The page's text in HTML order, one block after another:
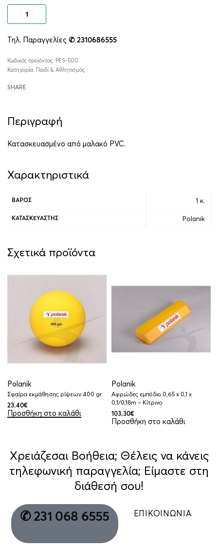
Τηλ. Παραγγελίες ✆ 2310686555
PES-500
Κατηγορία: Παιδί & Αθλητισμός
SHARE
Περιγραφή
Κατασκευασμένο από μαλακό PVC.
Χαρακτηριστικά
ΒΆΡΟΣ 1 κ.
ΚΑΤΑΣΚΕΥΑΣΤΉΣ Polanik
Σχετικά προϊόντα
Polanik
Σφαίρα εκμάθησης ρίψεων 400 gr
23.40€
Προσθήκη στο καλάθι
Polanik
Αφρώδες εμπόδιο 0,65 x 0,1 x
0,1/0,18m – Κίτρινο
103.30€
Προσθήκη στο καλάθι
Χρειάζεσαι Βοήθεια; Θέλεις να κάνεις
τηλεφωνική παραγγελία; Είμαστε στη
διάθεσή σου!
✆ 231 068 6555 ΕΠΙΚΟΙΝΩΝΙΑ